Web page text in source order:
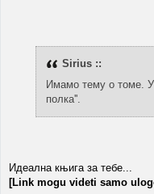
Sirius ::
Имамо тему о томе.
полка''.
Идеална књига за тебе...
[Link mogu videti samo